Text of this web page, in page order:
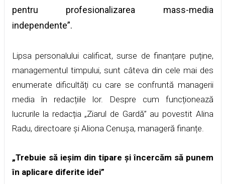
pentru profesionalizarea mass-media
independente”.
Lipsa personalului calificat, surse de finanțare puține,
managementul timpului, sunt câteva din cele mai des
enumerate dificultăți cu care se confruntă managerii
media în redacțiile lor. Despre cum funcționează
lucrurile la redacția „Ziarul de Gardă” au povestit Alina
Radu, directoare și Aliona Cenușa, manageră finanțe.
„Trebuie să ieșim din tipare și încercăm să punem
în aplicare diferite idei”